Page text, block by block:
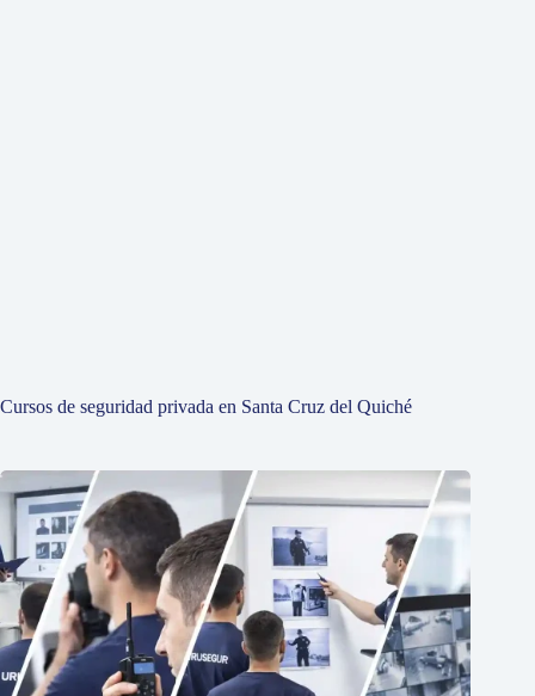
Cursos de seguridad privada en Santa Cruz del Quiché